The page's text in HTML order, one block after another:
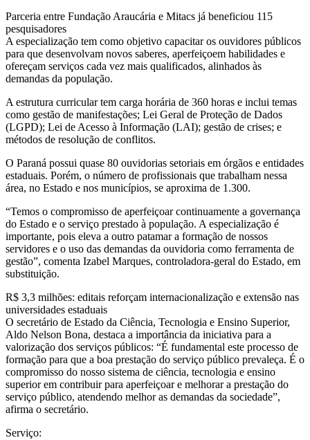
Parceria entre Fundação Araucária e Mitacs já beneficiou 115
pesquisadores
A especialização tem como objetivo capacitar os ouvidores públicos
para que desenvolvam novos saberes, aperfeiçoem habilidades e
ofereçam serviços cada vez mais qualificados, alinhados às
demandas da população.
A estrutura curricular tem carga horária de 360 horas e inclui temas
como gestão de manifestações; Lei Geral de Proteção de Dados
(LGPD); Lei de Acesso à Informação (LAI); gestão de crises; e
métodos de resolução de conflitos.
O Paraná possui quase 80 ouvidorias setoriais em órgãos e entidades
estaduais. Porém, o número de profissionais que trabalham nessa
área, no Estado e nos municípios, se aproxima de 1.300.
“Temos o compromisso de aperfeiçoar continuamente a governança
do Estado e o serviço prestado à população. A especialização é
importante, pois eleva a outro patamar a formação de nossos
servidores e o uso das demandas da ouvidoria como ferramenta de
gestão”, comenta Izabel Marques, controladora-geral do Estado, em
substituição.
R$ 3,3 milhões: editais reforçam internacionalização e extensão nas
universidades estaduais
O secretário de Estado da Ciência, Tecnologia e Ensino Superior,
Aldo Nelson Bona, destaca a importância da iniciativa para a
valorização dos serviços públicos: “É fundamental este processo de
formação para que a boa prestação do serviço público prevaleça. É o
compromisso do nosso sistema de ciência, tecnologia e ensino
superior em contribuir para aperfeiçoar e melhorar a prestação do
serviço público, atendendo melhor as demandas da sociedade”,
afirma o secretário.
Serviço: